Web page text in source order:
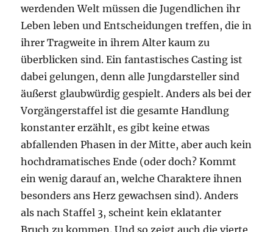
werdenden Welt müssen die Jugendlichen ihr
Leben leben und Entscheidungen treffen, die in
ihrer Tragweite in ihrem Alter kaum zu
überblicken sind. Ein fantastisches Casting ist
dabei gelungen, denn alle Jungdarsteller sind
äußerst glaubwürdig gespielt. Anders als bei der
Vorgängerstaffel ist die gesamte Handlung
konstanter erzählt, es gibt keine etwas
abfallenden Phasen in der Mitte, aber auch kein
hochdramatisches Ende (oder doch? Kommt
ein wenig darauf an, welche Charaktere ihnen
besonders ans Herz gewachsen sind). Anders
als nach Staffel 3, scheint kein eklatanter
Bruch zu kommen. Und so zeigt auch die vierte